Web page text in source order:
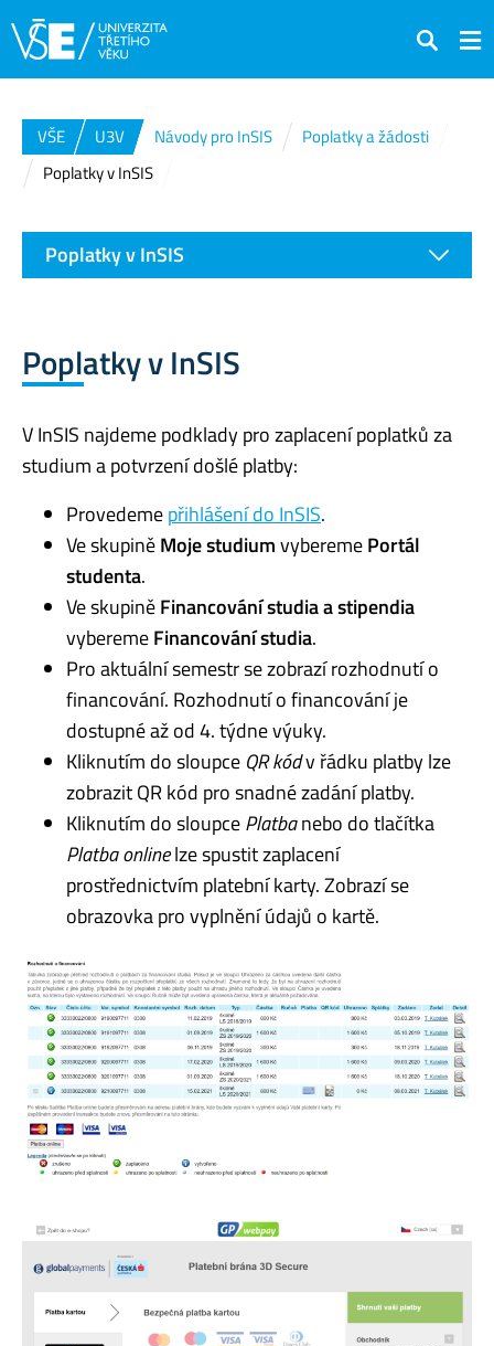
Hledat
VŠE U3V Návody pro InSIS
Poplatky a žádosti
Poplatky v InSIS
Poplatky v InSIS
V InSIS najdeme podklady pro zaplacení poplatků za
studium a potvrzení došlé platby:
Provedemepřihlášení do InSIS.
Ve skupiněMoje studiumvyberemePortál
studenta.
Ve skupiněFinancování studia a stipendia
vyberemeFinancování studia.
Pro aktuální semestr se zobrazí rozhodnutí o
financování. Rozhodnutí o financování je
dostupné až od 4. týdne výuky.
Kliknutím do sloupce QR kódv řádku platby lze
zobrazit QR kód pro snadné zadání platby.
Kliknutím do sloupcePlatbanebo do tlačítka
Platba onlinelze spustit zaplacení
prostřednictvím platební karty. Zobrazí se
obrazovka pro vyplnění údajů o kartě.
Poplatky v InSIS